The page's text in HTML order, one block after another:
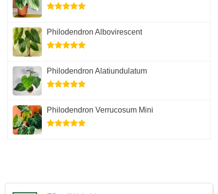
5 sao
Philodendron Albovirescent
5 sao
Philodendron Alatiundulatum
5 sao
Philodendron Verrucosum Mini